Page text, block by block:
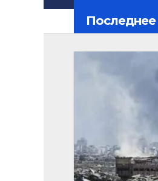
РФ на перекрестке рисков. В